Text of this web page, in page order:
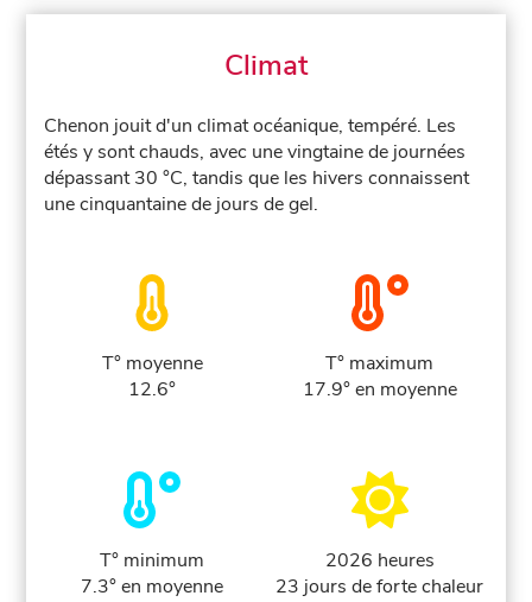
Climat
Chenon jouit d'un climat océanique, tempéré. Les
étés y sont chauds, avec une vingtaine de journées
dépassant 30 °C, tandis que les hivers connaissent
une cinquantaine de jours de gel.
T° moyenne
12.6°
T° maximum
17.9° en moyenne
T° minimum
7.3° en moyenne
2026 heures
23 jours de forte chaleur